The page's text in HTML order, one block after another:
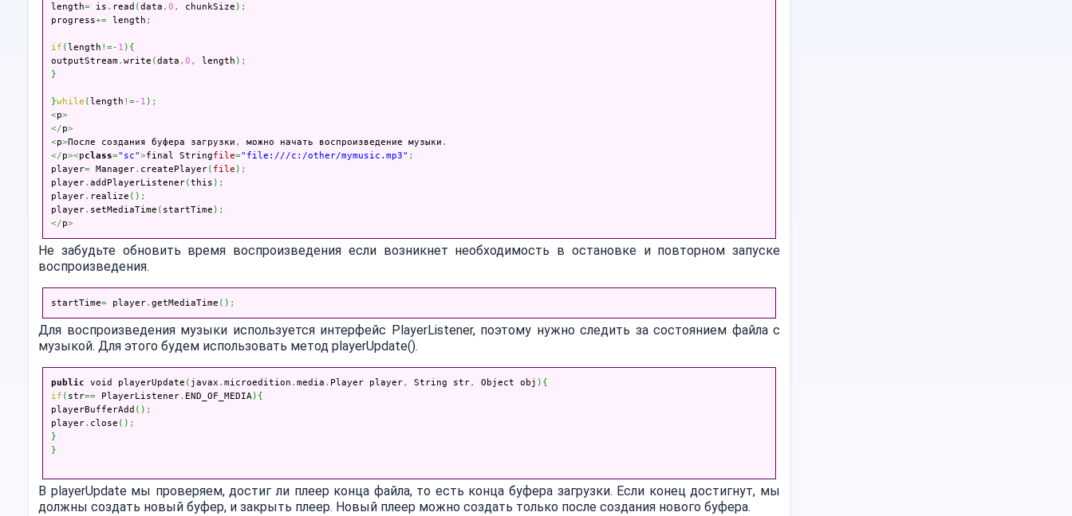
length= is . read (data , 0 , chunkSize ) ;
progress+= length ;
if (length !=- 1 ) {
outputStream. write (data , 0 , length ) ;
}
}while (length !=- 1 ) ;
<p>
</p>
<p>После создания буфера загрузки , можно начать воспроизведение музыки .
</p><pclass="sc">final Stringfile="file:///c:/other/mymusic.mp3" ;
player= Manager. createPlayer( file ) ;
player. addPlayerListener(this ) ;
player. realize ( ) ;
player. setMediaTime ( startTime ) ;
</p>
Не забудьте обновить время воспроизведения если возникнет необходимость в остановке и повторном запуске
воспроизведения.
startTime= player. getMediaTime ( ) ;
Для воспроизведения музыки используется интерфейс PlayerListener, поэтому нужно следить за состоянием файла с
музыкой. Для этого будем использовать метод playerUpdate().
public void playerUpdate ( javax . microedition . media . Player player, String str, Object obj ) {
if ( str== PlayerListener. END_OF_MEDIA) {
playerBufferAdd ( ) ;
player. close ( ) ;
}
}
В playerUpdate мы проверяем, достиг ли плеер конца файла, то есть конца буфера загрузки. Если конец достигнут, мы
должны создать новый буфер, и закрыть плеер. Новый плеер можно создать только после создания нового буфера.